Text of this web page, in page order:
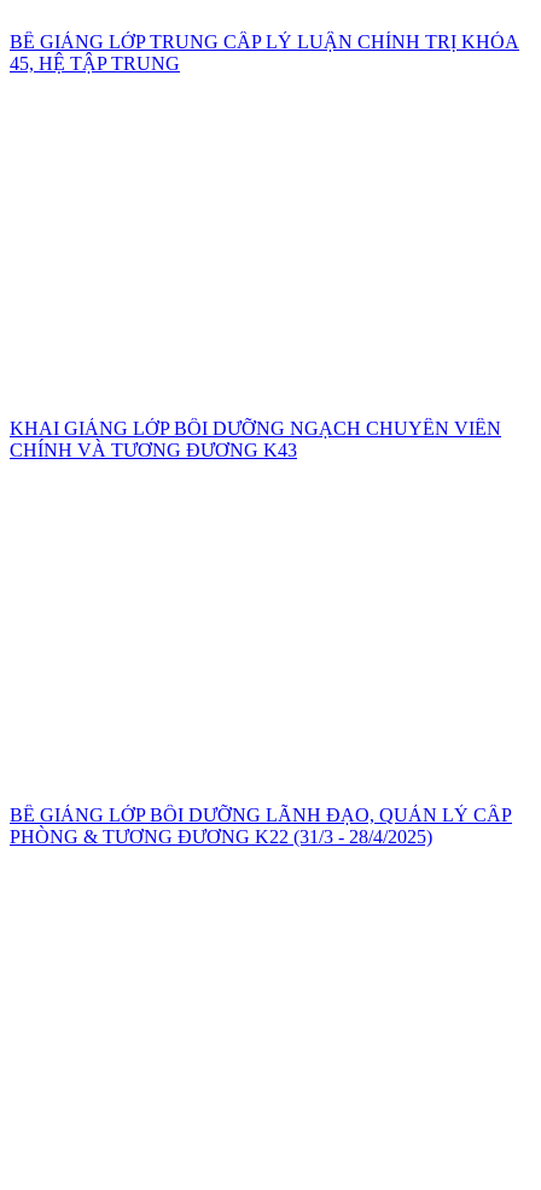
BẾ GIẢNG LỚP TRUNG CẤP LÝ LUẬN CHÍNH TRỊ KHÓA
45, HỆ TẬP TRUNG
KHAI GIẢNG LỚP BỒI DƯỠNG NGẠCH CHUYÊN VIÊN
CHÍNH VÀ TƯƠNG ĐƯƠNG K43
BẾ GIẢNG LỚP BỒI DƯỠNG LÃNH ĐẠO, QUẢN LÝ CẤP
PHÒNG & TƯƠNG ĐƯƠNG K22 (31/3 - 28/4/2025)